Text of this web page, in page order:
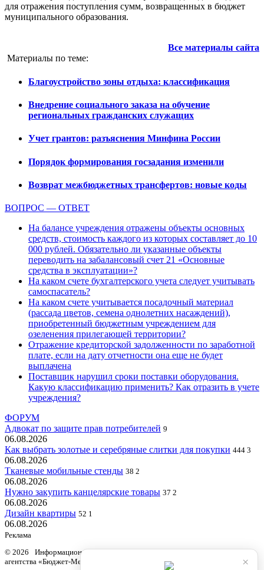
для отражения поступления сумм, возвращенных в бюджет
муниципального образования.
Все материалы сайта
Материалы по теме:
Благоустройство зоны отдыха: классификация
Внедрение социального заказа на обучение
региональных гражданских служащих
Учет грантов: разъяснения Минфина России
Порядок формирования госзадания изменили
Возврат межбюджетных трансфертов: новые коды
ВОПРОС — ОТВЕТ
На балансе учреждения отражены объекты основных
средств, стоимость каждого из которых составляет до 10
000 рублей. Обязательно ли указанные объекты
переводить на забалансовый счет 21 «Основные
средства в эксплуатации»?
На каком счете бухгалтерского учета следует учитывать
самоспасатель?
На каком счете учитывается посадочный материал
(рассада цветов, семена однолетних насаждений),
приобретенный бюджетным учреждением для
озеленения прилегающей территории?
Отражение кредиторской задолженности по заработной
плате, если на дату отчетности она еще не будет
выплачена
Поставщик нарушил сроки поставки оборудования.
Какую классификацию применить? Как отразить в учете
учреждения?
ФОРУМ
Адвокат по защите прав потребителей 9
06.08.2026
Как выбрать золотые и серебряные слитки для покупки 444 3
06.08.2026
Тканевые мобильные стенды 38 2
06.08.2026
Нужно закупить канцелярские товары 37 2
06.08.2026
Дизайн квартиры 52 1
06.08.2026
Реклама
© 2026 Информационный продукт «Бюджетный учет» информационного
агентства «Бюджет-Медиа»
×